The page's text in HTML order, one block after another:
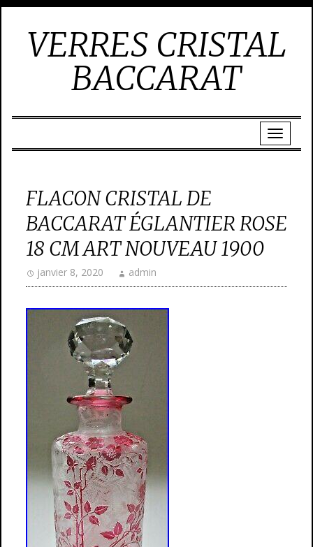
VERRES CRISTAL
BACCARAT
FLACON CRISTAL DE
BACCARAT ÉGLANTIER ROSE
18 CM ART NOUVEAU 1900
janvier 8, 2020 admin